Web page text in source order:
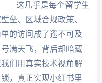
——这几乎是每个留学生
垒、区域合规政策、
的访问成了遥不可及
满天飞，背后却暗藏
们用真实技术视角解
，真正实现小红书里